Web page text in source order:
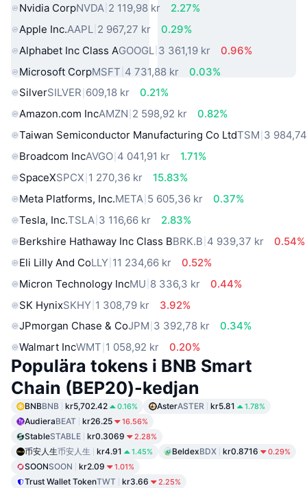
Nvidia CorpNVDA 2 119,98 kr
2.27%
Apple Inc.AAPL 2 967,27 kr
0.29%
Alphabet Inc Class AGOOGL 3 361,19 kr
0.96%
Microsoft CorpMSFT 4 731,88 kr
0.03%
SilverSILVER 609,18 kr
0.21%
Amazon.com IncAMZN 2 598,92 kr
0.82%
Taiwan Semiconductor Manufacturing Co LtdTSM 3
Broadcom IncAVGO 4 041,91 kr
1.71%
SpaceXSPCX 1 270,36 kr
15.83%
Meta Platforms, Inc.META 5 605,36 kr
0.37%
Tesla, Inc.TSLA 3 116,66 kr
2.83%
Berkshire Hathaway Inc Class BBRK.B 4 939,37 kr
0.54%
Eli Lilly And CoLLY 11 234,66 kr
0.52%
Micron Technology IncMU 8 336,3 kr
0.44%
SK HynixSKHY 1 308,79 kr
3.92%
JPmorgan Chase & CoJPM 3 392,78 kr
0.34%
Walmart IncWMT 1 058,92 kr 0.20%
Populära tokens i BNB Smart
Chain (BEP20)-kedjan
BNBBNB kr5,702.42 0.16% AsterASTER kr5.81 1.78%
AudieraBEAT kr26.25 16.56%
StableSTABLE kr0.3069 2.28%
币安人生币安人生 kr4.91 1.45% BeldexBDX kr0.8716 0.29%
SOONSOON kr2.09 1.01%
Trust Wallet TokenTWT kr3.66 2.25%